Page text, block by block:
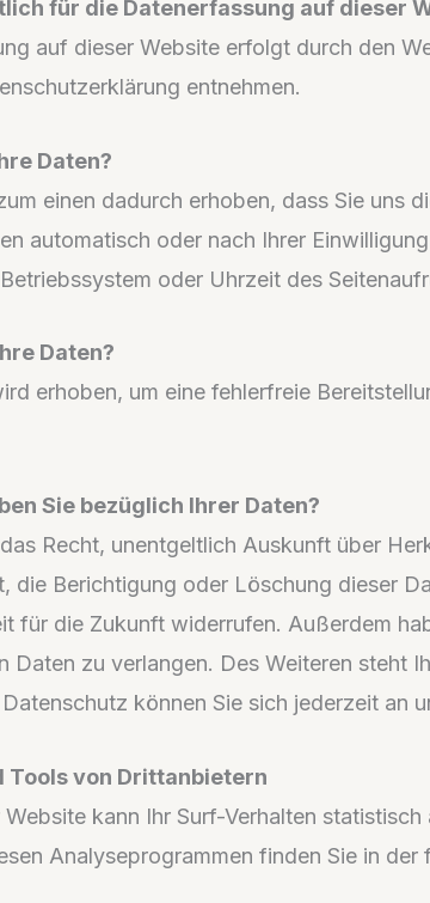
für die Datenerfassung auf dieser
auf dieser Website erfolgt durch den
entnehmen.
Daten?
einen dadurch erhoben, dass Sie uns
automatisch oder nach Ihrer
oder Uhrzeit des
Daten?
erhoben, um eine fehlerfreie
Sie bezüglich Ihrer Daten?
Recht, unentgeltlich Auskunft über
die Berichtigung oder Löschung dieser
für die Zukunft widerrufen. Außerdem
Daten zu verlangen. Des Weiteren steht
können Sie sich jederzeit an
Tools von Drittanbietern
Website kann Ihr Surf-Verhalten
Analyseprogrammen finden Sie in